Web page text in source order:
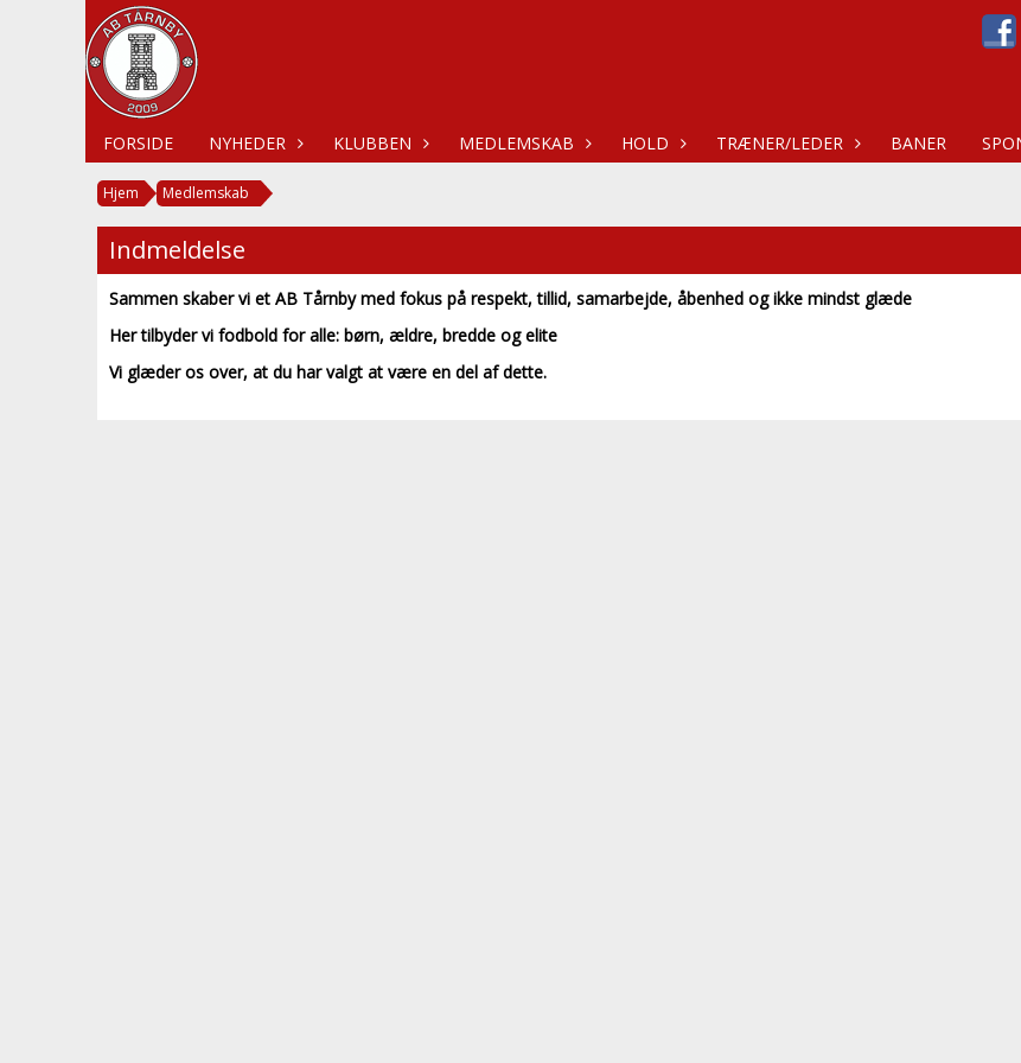
FORSIDE NYHEDER KLUBBEN MEDLEMSKAB HOLD TRÆNER/LEDER BANER
Hjem Medlemskab
Indmeldelse
Sammen skaber vi et AB Tårnby med fokus på respekt, tillid, samarbejde, åbenhed og ikke mindst glæde
Her tilbyder vi fodbold for alle: børn, ældre, bredde og elite
Vi glæder os over, at du har valgt at være en del af dette.